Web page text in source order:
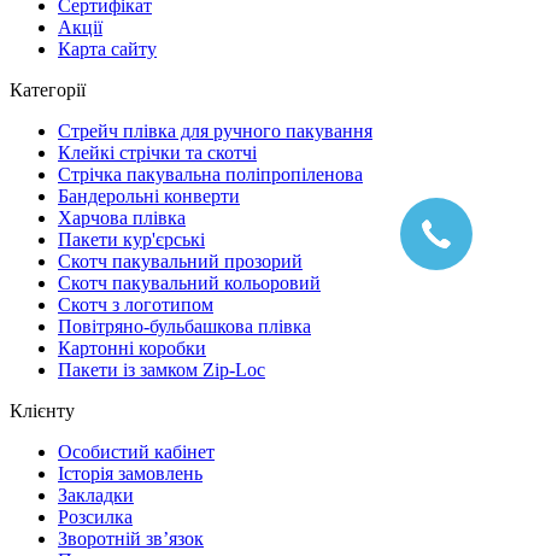
Сертифікат
Акції
Карта сайту
Категорії
Стрейч плівка для ручного пакування
Клейкі стрічки та скотчі
Стрічка пакувальна поліпропіленова
Бандерольні конверти
Харчова плівка
Пакети кур'єрські
Cкотч пакувальний прозорий
Скотч пакувальний кольоровий
Cкотч з логотипом
Повітряно-бульбашкова плівка
Картонні коробки
Пакети із замком Zip-Loc
Клієнту
Особистий кабінет
Історія замовлень
Закладки
Розсилка
Зворотній зв’язок